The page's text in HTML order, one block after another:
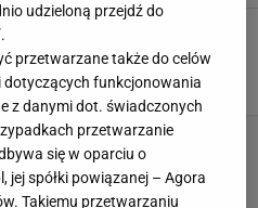
pierwszym wyjściu po aferze.
27 MAJA 2025, 17:12
udzieloną przejdź do
przetwarzane także do celów
dotyczących funkcjonowania
z danymi dot. świadczonych
przetwarzanie
się w oparciu o
jej spółki powiązanej – Agora
Takiemu przetwarzaniu